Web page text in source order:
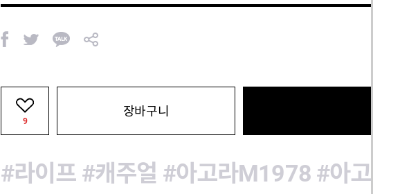
페
이
트
위
카
카
공
유
장바구니
9
#라이프 #캐주얼 #아고라M1978 #아고라